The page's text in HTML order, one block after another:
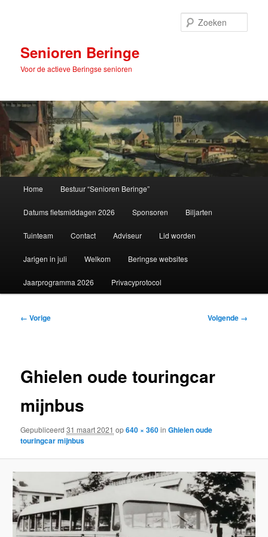
inhoudSenioren Beringe
Voor de actieve Beringse senioren
Home Bestuur “Senioren Beringe”
Datums fietsmiddagen 2026 Sponsoren Biljarten
Tuinteam Contact Adviseur Lid worden
Jarigen in juli Welkom Beringse websites
Jaarprogramma 2026 Privacyprotocol
Afbeeldingsnavigatie
← Vorige Volgende →
Ghielen oude touringcar
mijnbus
Gepubliceerd31 maart 2021 op640 × 360inGhielen oude
touringcar mijnbus